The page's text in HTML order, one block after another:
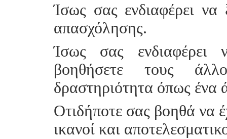
Ίσως σας ενδιαφέρει να
απασχόλησης.
Ίσως σας ενδιαφέρει
βοηθήσετε τους
δραστηριότητα όπως ένα
Οτιδήποτε σας βοηθά να
ικανοί και